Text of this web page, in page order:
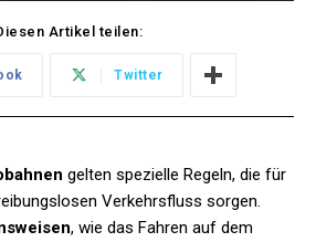
Artikel teilen:
Twitter
gelten spezielle Regeln, die für
Verkehrsfluss sorgen.
, wie das Fahren auf dem